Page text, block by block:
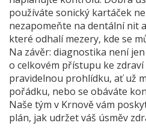
používáte sonický kartáček
nezapomeňte na dentální nit
které odhalí mezery, kde se
Na závěr: diagnostika není
o celkovém přístupu ke
pravidelnou prohlídku, ať už
pořádku, nebo se obáváte
Naše tým v Krnově vám
plán, jak udržet váš úsměv